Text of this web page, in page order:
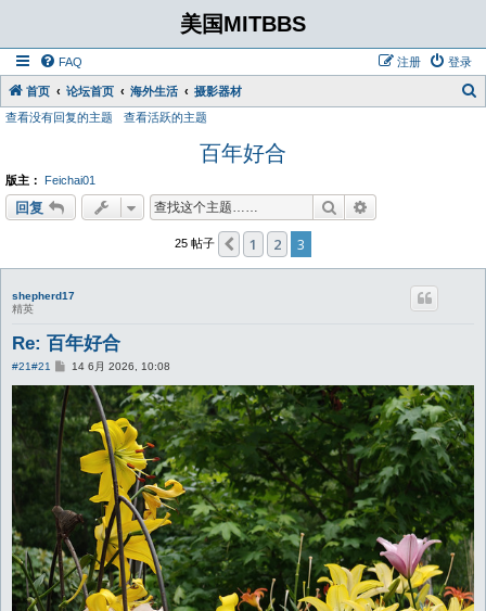
美国MITBBS
FAQ 登录
注册
首页 论坛首页 海外生活 摄影器材
查看没有回复的主题 查看活跃的主题
百年好合
版主： Feichai01
回复 搜索
25 帖子 上一页
1 2 3
shepherd17
精英
Re: 百年好合
#21#21
帖14 6月 2026, 10:08